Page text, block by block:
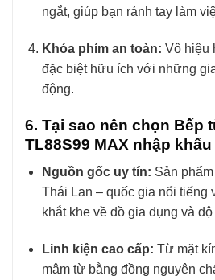
ngắt, giúp bạn rảnh tay làm
Khóa phím an toàn: Vô hiệu
đặc biệt hữu ích với những
động.
6. Tại sao nên chọn Bếp
TL88S99 MAX nhập
Nguồn gốc uy tín: Sản
Thái Lan – quốc gia nổi tiếng
khắt khe về đồ gia dụng và
Linh kiện cao cấp: Từ mặt
mâm từ bằng đồng nguyên